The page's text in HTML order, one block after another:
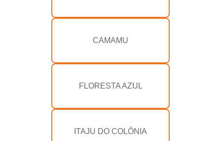
CAMAMU
FLORESTA AZUL
ITAJU DO COLÔNIA